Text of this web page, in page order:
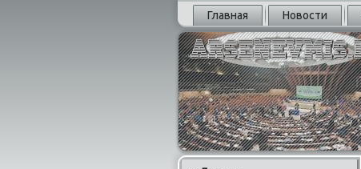
Главная Новости